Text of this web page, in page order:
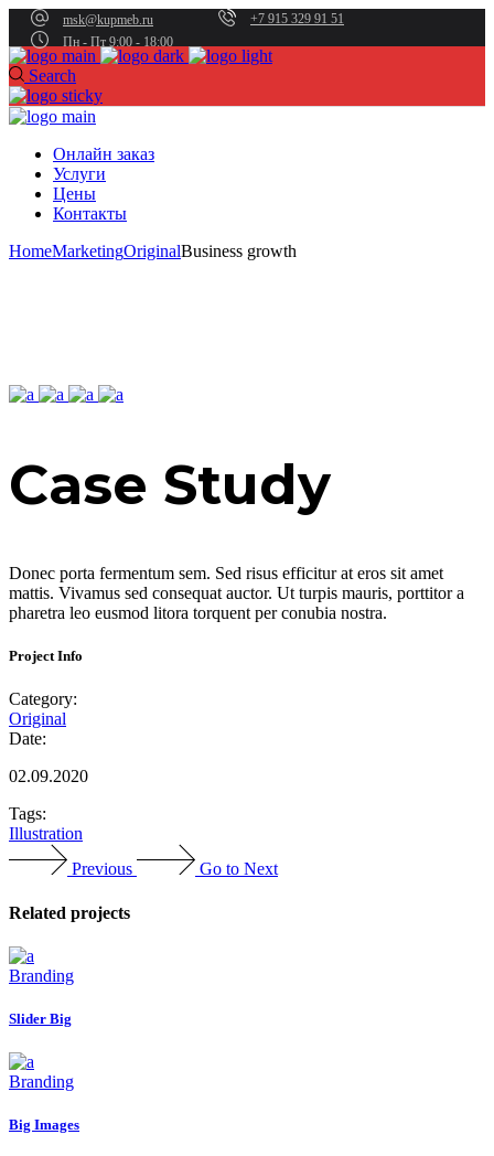
msk@kupmeb.ru
+7 915 329 91 51
Пн - Пт 9:00 - 18:00
Search
Онлайн заказ
Услуги
Цены
Контакты
HomeMarketingOriginalBusiness growth
Case Study
Donec porta fermentum sem. Sed risus efficitur at eros sit amet
mattis. Vivamus sed consequat auctor. Ut turpis mauris, porttitor a
pharetra leo eusmod litora torquent per conubia nostra.
Project Info
Category:
Original
Date:
02.09.2020
Tags:
Illustration
Previous
Go to Next
Related projects
Branding
Slider Big
Branding
Big Images